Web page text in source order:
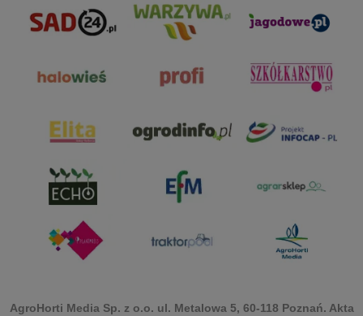
AgroHorti Media Sp. z o.o. ul. Metalowa 5, 60-118 Poznań. Akta